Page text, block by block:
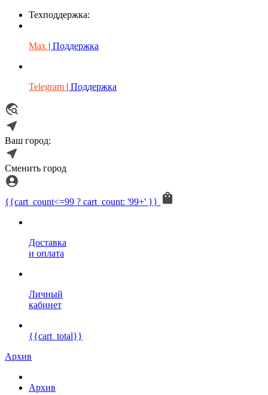
Техподдержка:
Max | Поддержка
Telegram | Поддержка
Ваш город:
Сменить город
{{cart_count<=99 ? cart_count: '99+' }}
Доставка
и оплата
Личный
кабинет
{{cart_total}}
Архив
Архив